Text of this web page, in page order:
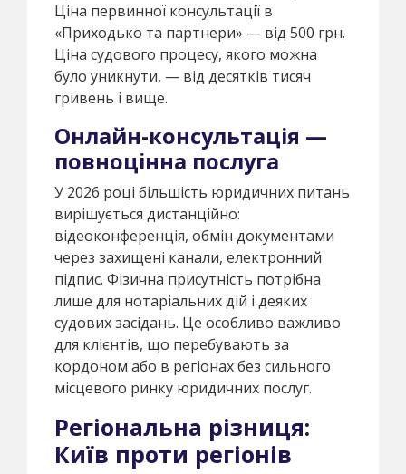
Ціна первинної консультації в
«Приходько та партнери» — від 500 грн.
Ціна судового процесу, якого можна
було уникнути, — від десятків тисяч
гривень і вище.
Онлайн-консультація —
повноцінна послуга
У 2026 році більшість юридичних питань
вирішується дистанційно:
відеоконференція, обмін документами
через захищені канали, електронний
підпис. Фізична присутність потрібна
лише для нотаріальних дій і деяких
судових засідань. Це особливо важливо
для клієнтів, що перебувають за
кордоном або в регіонах без сильного
місцевого ринку юридичних послуг.
Регіональна різниця:
Київ проти регіонів